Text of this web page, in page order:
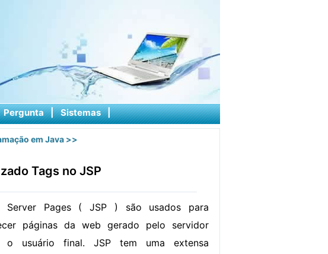
Pergunta | Sistemas |
em Java >>
Tags no JSP
Server Pages ( JSP ) são usados ​​para
páginas da web gerado pelo servidor
o usuário final. JSP tem uma extensa